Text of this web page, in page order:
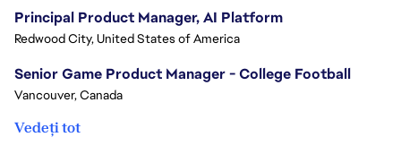
Principal Product Manager, AI Platform
Redwood City, United States of America
Senior Game Product Manager - College Football
Vancouver, Canada
Vedeți tot